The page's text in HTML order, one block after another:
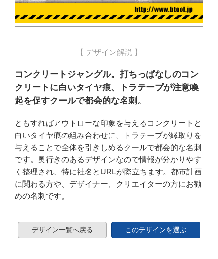
【 デザイン解説 】
コンクリートジャングル。打ちっぱなしのコン
クリートに白いタイヤ痕、トラテープが注意喚
起を促すクールで都会的な名刺。
ともすればアウトローな印象を与えるコンクリートと
白いタイヤ痕の組み合わせに、トラテープが縁取りを
与えることで全体を引きしめるクールで都会的な名刺
です。奥行きのあるデザインなので情報が分かりやす
く整理され、特に社名とURLが際立ちます。都市計画
に関わる方や、デザイナー、クリエイターの方にお勧
めの名刺です。
デザイン一覧へ戻る このデザインを選ぶ